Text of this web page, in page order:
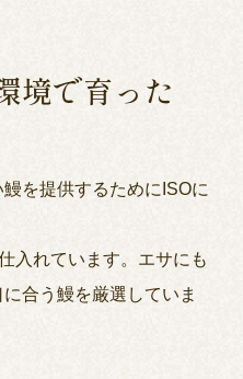
境で育った
を提供するためにISOに
入れています。エサにも
合う鰻を厳選していま